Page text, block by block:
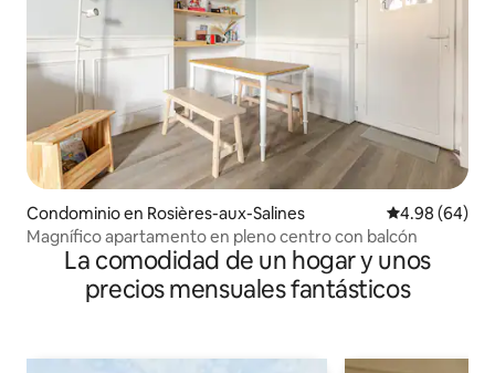
Condominio en Rosières-aux-Salines Calificación
4.98 (64)
Magnífico apartamento en pleno centro con balcón
La comodidad de un hogar y unos
precios mensuales fantásticos